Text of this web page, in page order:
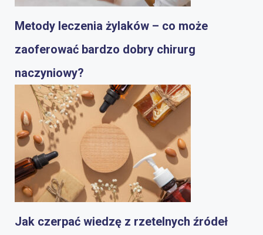
Metody leczenia żylaków – co może
zaoferować bardzo dobry chirurg
naczyniowy?
Jak czerpać wiedzę z rzetelnych źródeł